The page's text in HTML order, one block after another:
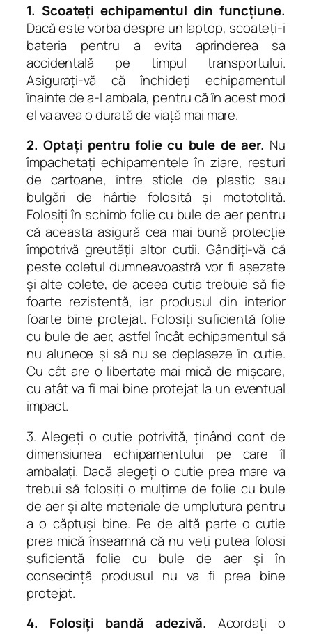
1. Scoateți echipamentul din funcțiune.
Dacă este vorba despre un laptop, scoateți-i
bateria pentru a evita aprinderea sa
accidentală pe timpul transportului.
Asigurați-vă că închideți echipamentul
înainte de a-l ambala, pentru că în acest mod
el va avea o durată de viață mai mare.
2. Optați pentru folie cu bule de aer. Nu
împachetați echipamentele în ziare, resturi
de cartoane, între sticle de plastic sau
bulgări de hârtie folosită și mototolită.
Folosiți în schimb folie cu bule de aer pentru
că aceasta asigură cea mai bună protecție
împotrivă greutății altor cutii. Gândiți-vă că
peste coletul dumneavoastră vor fi așezate
și alte colete, de aceea cutia trebuie să fie
foarte rezistentă, iar produsul din interior
foarte bine protejat. Folosiți suficientă folie
cu bule de aer, astfel încât echipamentul să
nu alunece și să nu se deplaseze în cutie.
Cu cât are o libertate mai mică de mișcare,
cu atât va fi mai bine protejat la un eventual
impact.
3. Alegeți o cutie potrivită, ținând cont de
dimensiunea echipamentului pe care îl
ambalați. Dacă alegeți o cutie prea mare va
trebui să folosiți o mulțime de folie cu bule
de aer și alte materiale de umplutura pentru
a o căptuși bine. Pe de altă parte o cutie
prea mică înseamnă că nu veți putea folosi
suficientă folie cu bule de aer și în
consecință produsul nu va fi prea bine
protejat.
4. Folosiți bandă adezivă. Acordați o